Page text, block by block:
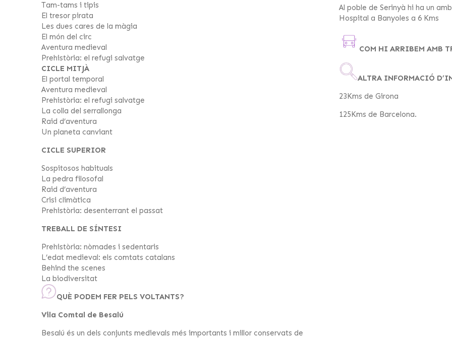
Tam-tams i tipis
El tresor pirata
Les dues cares de la màgia
El món del circ
Aventura medieval
Prehistòria: el refugi salvatge
CICLE MITJÀ
El portal temporal
Aventura medieval
Prehistòria: el refugi salvatge
La colla del serrallonga
Raid d’aventura
Un planeta canviant
CICLE SUPERIOR
Sospitosos habituals
La pedra filosofal
Raid d’aventura
Crisi climàtica
Prehistòria: desenterrant el passat
TREBALL DE SÍNTESI
Prehistòria: nòmades i sedentaris
L’edat medieval: els comtats catalans
Behind the scenes
La biodiversitat
QUÈ PODEM FER PELS VOLTANTS?
Vila Comtal de Besalú
Besalú és un dels conjunts medievals més importants i millor conservats de
Al poble de Serinyà hi ha un
Hospital a Banyoles a 6 Kms
COM HI ARRIBEM AMB
ALTRA INFORMACIÓ
23Kms de Girona
125Kms de Barcelona.